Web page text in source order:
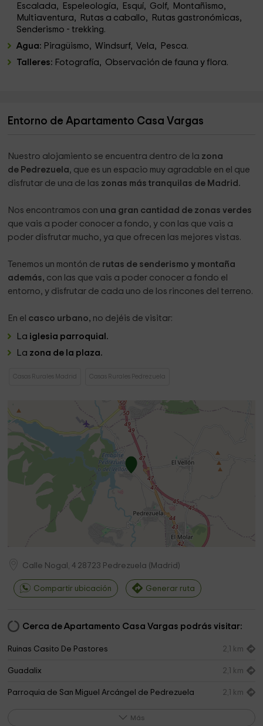
Escalada, Espeleología, Esquí, Golf, Montañismo,
Multiaventura, Rutas a caballo, Rutas gastronómicas,
Senderismo - trekking.
Agua: Piragüismo, Windsurf, Vela, Pesca.
Talleres: Fotografía, Observación de fauna y flora.
Entorno de Apartamento Casa Vargas
Nuestro alojamiento se encuentra dentro de la zona
de Pedrezuela, que es un espacio muy agradable en el que
disfrutar de una de las zonas más tranquilas de Madrid.
Nos encontramos con una gran cantidad de zonas verdes
que vais a poder conocer a fondo, y con las que vais a
poder disfrutar mucho, ya que ofrecen las mejores vistas.
Tenemos un montón de rutas de senderismo y montaña
además, con las que vais a poder conocer a fondo el
entorno, y disfrutar de cada uno de los rincones del terreno.
En el casco urbano, no dejéis de visitar:
La iglesia parroquial.
La zona de la plaza.
Casas Rurales Madrid Casas Rurales Pedrezuela
Calle Nogal, 4 28723 Pedrezuela ( Madrid )
Compartir ubicación Generar ruta
Cerca de Apartamento Casa Vargas podrás visitar:
Ruinas Casito De Pastores 2,1 km
Guadalix 2,1 km
Parroquia de San Miguel Arcángel de Pedrezuela 2,1 km
Más